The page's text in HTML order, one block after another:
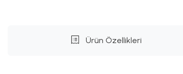
Ürün Özellikleri